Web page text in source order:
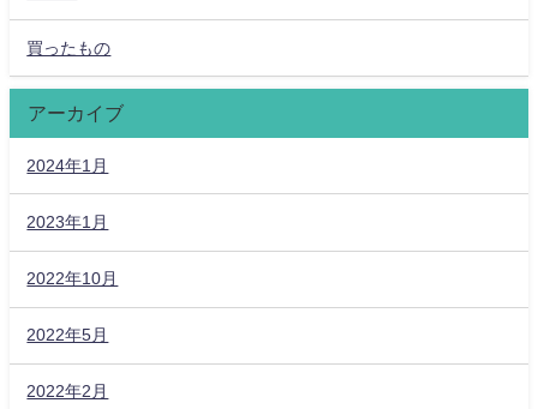
買ったもの
アーカイブ
2024年1月
2023年1月
2022年10月
2022年5月
2022年2月